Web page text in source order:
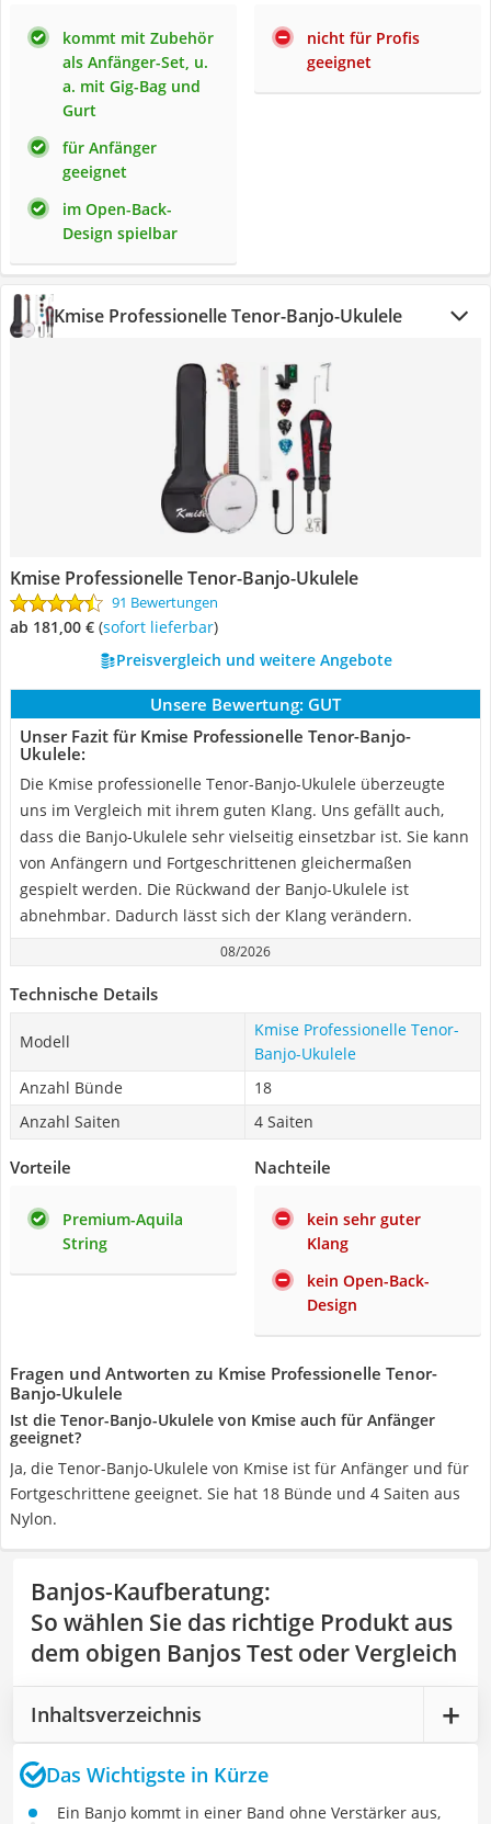
kommt mit Zubehör
als Anfänger-Set, u.
a. mit Gig-Bag und
Gurt
für Anfänger
geeignet
im Open-Back-
Design spielbar
nicht für Profis
geeignet
Kmise Professionelle Tenor-Banjo-Ukulele
Kmise Professionelle Tenor-Banjo-Ukulele
91 Bewertungen
ab 181,00 € ( Sofort lieferbar)
Preisvergleich und weitere Angebote
Unsere Bewertung: GUT
Unser Fazit für Kmise Professionelle Tenor-Banjo-
Ukulele:
Die Kmise professionelle Tenor-Banjo-Ukulele überzeugte
uns im Vergleich mit ihrem guten Klang. Uns gefällt auch,
dass die Banjo-Ukulele sehr vielseitig einsetzbar ist. Sie kann
von Anfängern und Fortgeschrittenen gleichermaßen
gespielt werden. Die Rückwand der Banjo-Ukulele ist
abnehmbar. Dadurch lässt sich der Klang verändern.
08/2026
Technische Details
Modell
Kmise Professionelle Tenor-
Banjo-Ukulele
Anzahl Bünde
18
Anzahl Saiten
4 Saiten
Vorteile
Premium-Aquila
String
Nachteile
kein sehr guter
Klang
kein Open-Back-
Design
Fragen und Antworten zu Kmise Professionelle Tenor-
Banjo-Ukulele
Ist die Tenor-Banjo-Ukulele von Kmise auch für Anfänger
geeignet?
Ja, die Tenor-Banjo-Ukulele von Kmise ist für Anfänger und für
Fortgeschrittene geeignet. Sie hat 18 Bünde und 4 Saiten aus
Nylon.
Banjos-Kaufberatung:
So wählen Sie das richtige Produkt aus
dem obigen Banjos Test oder Vergleich
Inhaltsverzeichnis
Das Wichtigste in Kürze
Ein Banjo kommt in einer Band ohne Verstärker aus,